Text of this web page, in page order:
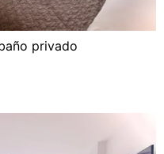
privado